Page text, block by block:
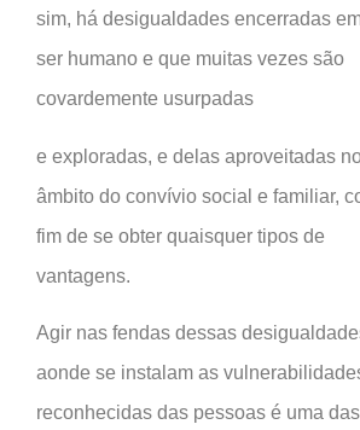
sim, há desigualdades encerradas
ser humano e que muitas vezes são
covardemente usurpadas
e exploradas, e delas aproveitadas
âmbito do convívio social e familiar,
fim de se obter quaisquer tipos de
vantagens.
Agir nas fendas dessas
aonde se instalam as
reconhecidas das pessoas é uma das